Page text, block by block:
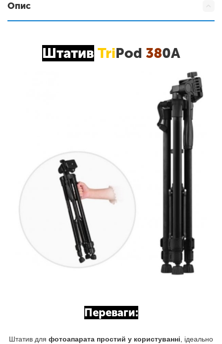
Опис
Штатив TriPod 380A
Переваги:
Штатив для фотоапарата простий у користуванні, ідеально